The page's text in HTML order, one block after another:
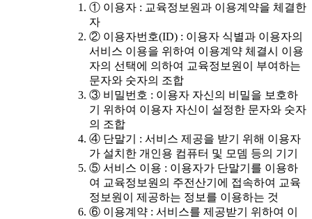
① 이용자 : 교육정보원과 이용계약을 체결한
자
② 이용자번호(ID) : 이용자 식별과 이용자의
서비스 이용을 위하여 이용계약 체결시 이용
자의 선택에 의하여 교육정보원이 부여하는
문자와 숫자의 조합
③ 비밀번호 : 이용자 자신의 비밀을 보호하
기 위하여 이용자 자신이 설정한 문자와 숫자
의 조합
④ 단말기 : 서비스 제공을 받기 위해 이용자
가 설치한 개인용 컴퓨터 및 모뎀 등의 기기
⑤ 서비스 이용 : 이용자가 단말기를 이용하
여 교육정보원의 주전산기에 접속하여 교육
정보원이 제공하는 정보를 이용하는 것
⑥ 이용계약 : 서비스를 제공받기 위하여 이